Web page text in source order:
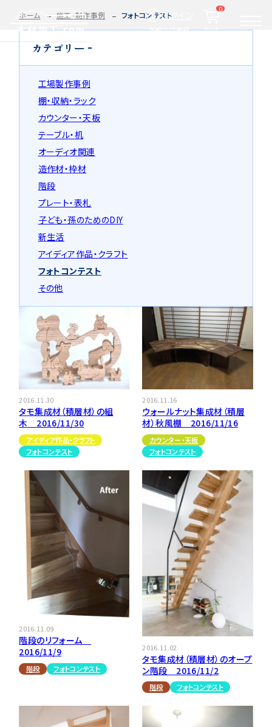
ログイン
新規会員登録 カート
0
種類・樹種・用途から選ぶ
取扱木材と選び方
集成材（積層材）
無垢材
化粧貼り
白ポリ
平面加工 断面加工
表面仕上 塗装
木材加工講座 製作工程とこだわり
ご利用ガイド
初めての方へ
ご注文から商品到着までの流れ
お見積もり・ご注文方法について
変更・キャンセル・返品・交換について
納期・配送について
送料について
お支払いについて
注意事項とよくある質問
施工・制作事例
施工・制作事例TOP 工場製作事例
棚・収納・ラック カウンター・天板
テーブル・机 オーディオ関連
造作材・枠材
プレート・表札 子ども・孫のためのDIY
新生活 アイディア作品・クラフト
フォトコンテスト
お客様の声
会社情報
会社概要 新着情報
自動お見積もり・ご注文はこちらから
カット・塗装のみ
2D/3D
図面をお持ちの方へ
関連商品
Tel. 0584-33-2070
ホーム 施工・制作事例 フォトコンテスト
カテゴリー
工場製作事例
棚・収納・ラック
カウンター・天板
テーブル・机
オーディオ関連
造作材・枠材
階段
プレート・表札
子ども・孫のためのDIY
新生活
アイディア作品・クラフト
フォトコンテスト
その他
2016.11.30
タモ集成材（積層材）の組
木 2016/11/30
アイディア作品・クラフト
フォトコンテスト
2016.11.16
ウォールナット集成材（積層
材）秋風棚 2016/11/16
カウンター・天板
フォトコンテスト
2016.11.09
階段のリフォーム
2016/11/9
階段 フォトコンテスト
2016.11.02
タモ集成材（積層材）のオープ
ン階段 2016/11/2
階段 フォトコンテスト